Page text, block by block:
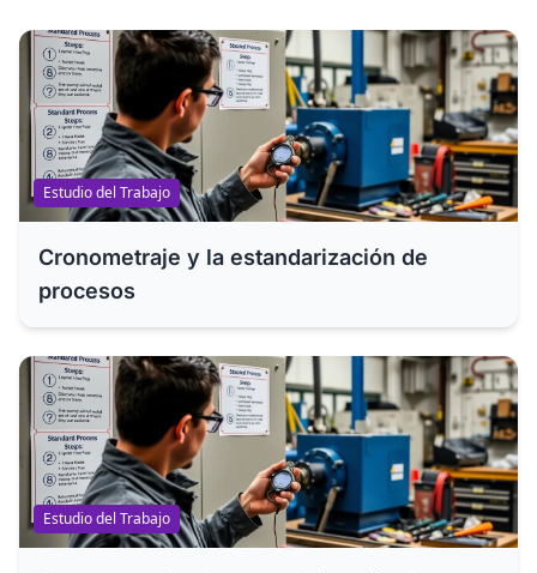
Estudio del Trabajo
Cronometraje y la estandarización de
procesos
Estudio del Trabajo